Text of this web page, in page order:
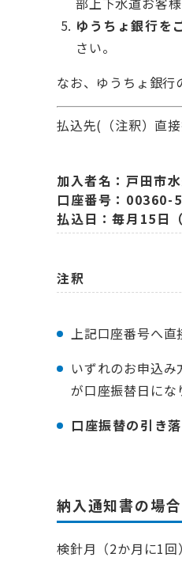
ゆうちょ銀行を
さい。
なお、ゆうちょ銀行
払込先(（注釈）直
加入者名：戸田市
口座番号：00360-
払込日：毎月15日
注釈
上記口座番号へ直
いずれのお申込
が口座振替日にな
口座振替の引き
納入通知書の場合
検針月（2か月に1回